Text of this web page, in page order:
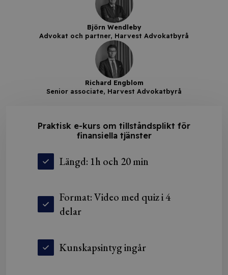
Björn Wendleby
Advokat och partner, Harvest Advokatbyrå
Richard Engblom
Senior associate, Harvest Advokatbyrå
Praktisk e-kurs om tillståndsplikt för
finansiella tjänster
Längd: 1h och 20 min
Format: Video med quiz i 4
delar
Kunskapsintyg ingår